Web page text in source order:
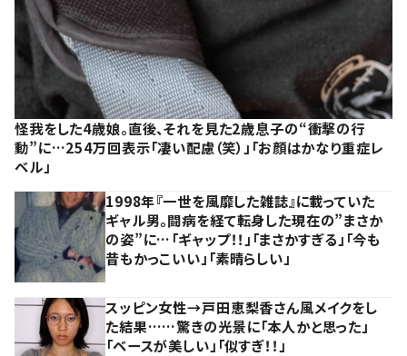
怪我をした4歳娘。直後、それを見た2歳息子の“衝撃の行
動”に…254万回表示「凄い配慮（笑）」「お顔はかなり重症レ
ベル」
1998年『一世を風靡した雑誌』に載っていた
ギャル男。闘病を経て転身した現在の”まさか
の姿”に…「ギャップ！！」「まさかすぎる」「今も
昔もかっこいい」「素晴らしい」
スッピン女性→戸田恵梨香さん風メイクをし
た結果……驚きの光景に「本人かと思った」
「ベースが美しい」「似すぎ！！」